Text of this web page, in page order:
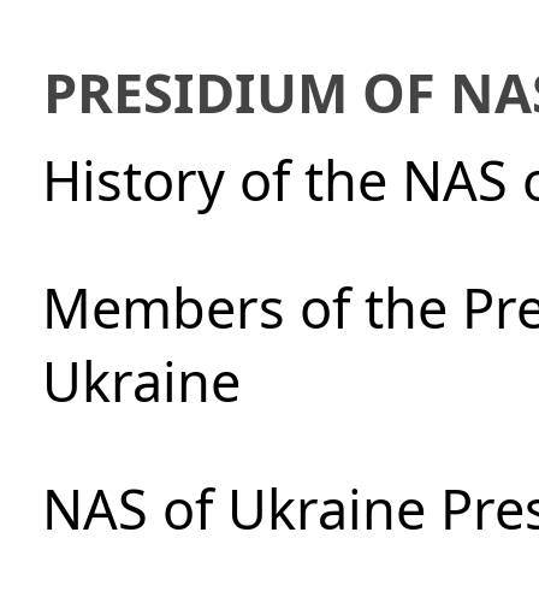
PRESIDIUM OF
History of the NAS
Members of the
Ukraine
NAS of Ukraine